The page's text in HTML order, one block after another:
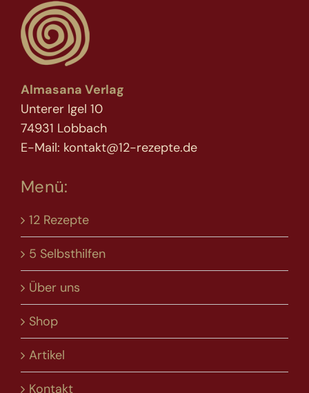
Almasana Verlag
Unterer Igel 10
74931 Lobbach
E-Mail: kontakt@12-rezepte.de
Menü:
12 Rezepte
5 Selbsthilfen
Über uns
Shop
Artikel
Kontakt